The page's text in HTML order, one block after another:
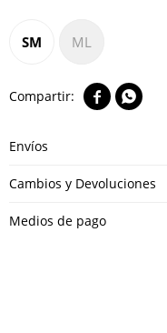
SM ML
 
Envíos
Cambios y Devoluciones
Medios de pago